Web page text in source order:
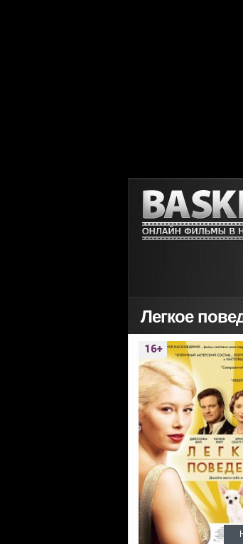
Легкое